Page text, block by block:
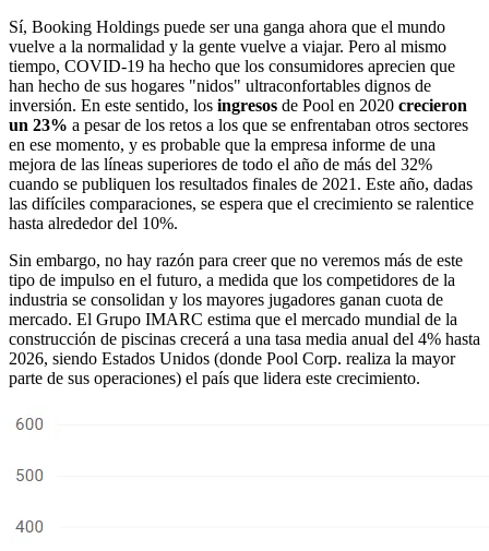
Sí, Booking Holdings puede ser una ganga ahora que el mundo
vuelve a la normalidad y la gente vuelve a viajar. Pero al mismo
tiempo, COVID-19 ha hecho que los consumidores aprecien que
han hecho de sus hogares "nidos" ultraconfortables dignos de
inversión. En este sentido, los ingresos de Pool en 2020 crecieron
un 23% a pesar de los retos a los que se enfrentaban otros sectores
en ese momento, y es probable que la empresa informe de una
mejora de las líneas superiores de todo el año de más del 32%
cuando se publiquen los resultados finales de 2021. Este año, dadas
las difíciles comparaciones, se espera que el crecimiento se ralentice
hasta alrededor del 10%.
Sin embargo, no hay razón para creer que no veremos más de este
tipo de impulso en el futuro, a medida que los competidores de la
industria se consolidan y los mayores jugadores ganan cuota de
mercado. El Grupo IMARC estima que el mercado mundial de la
construcción de piscinas crecerá a una tasa media anual del 4% hasta
2026, siendo Estados Unidos (donde Pool Corp. realiza la mayor
parte de sus operaciones) el país que lidera este crecimiento.